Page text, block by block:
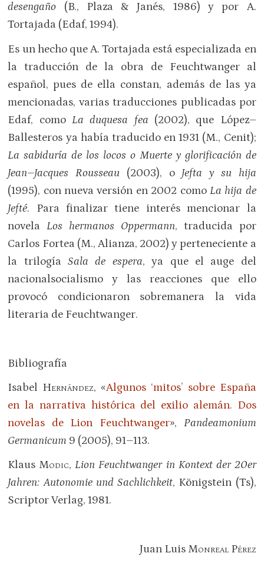
desengaño (B., Plaza & Janés, 1986) y por A.
Tortajada (Edaf, 1994).
Es un hecho que A. Tortajada está especializada en
la traducción de la obra de Feuchtwanger al
español, pues de ella constan, además de las ya
mencionadas, varias traducciones publicadas por
Edaf, comoLa duquesa fea (2002), que López–
Ballesteros ya había traducido en 1931 (M., Cenit);
La sabiduría de los locos o Muerte y glorificación de
Jean–Jacques Rousseau (2003), o Jefta y su hija
(1995), con nueva versión en 2002 como La hija de
Jefté. Para finalizar tiene interés mencionar la
novelaLos hermanos Oppermann, traducida por
Carlos Fortea (M., Alianza, 2002) y perteneciente a
la trilogía Sala de espera, ya que el auge del
nacionalsocialismo y las reacciones que ello
provocó condicionaron sobremanera la vida
literaria de Feuchtwanger.
Bibliografía
Isabel Hernández, «Algunos ‘mitos’ sobre España
en la narrativa histórica del exilio alemán. Dos
novelas de Lion Feuchtwanger», Pandeamonium
Germanicum 9 (2005), 91–113.
Klaus Modic,Lion Feuchtwanger in Kontext der 20er
Jahren: Autonomie und Sachlichkeit, Königstein (Ts),
Scriptor Verlag, 1981.
Juan Luis Monreal Pérez